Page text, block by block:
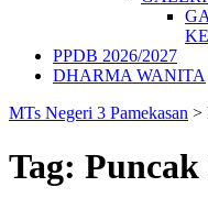
PPDB 2026/2027
DHARMA WANITA
MTs Negeri 3 Pamekasan >
Tag: